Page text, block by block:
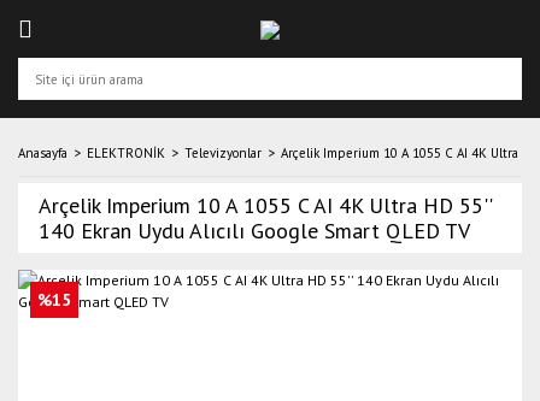
Anasayfa ELEKTRONİK Televizyonlar Arçelik Imperium 10 A 1055 C AI 4K Ultra
Arçelik Imperium 10 A 1055 C AI 4K Ultra HD 55''
140 Ekran Uydu Alıcılı Google Smart QLED TV
%15